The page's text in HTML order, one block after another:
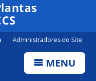
Canais
Administradores do Site
MENU